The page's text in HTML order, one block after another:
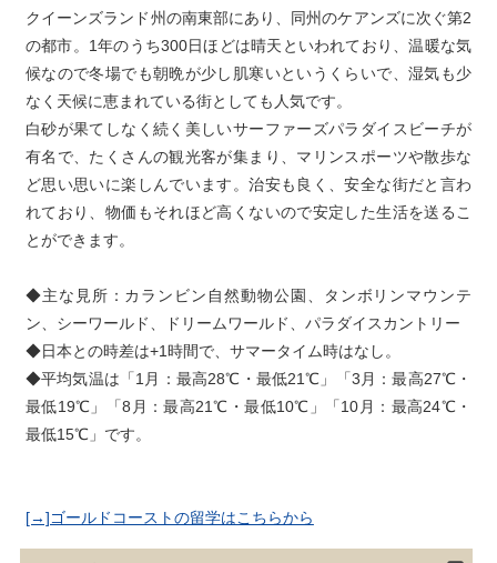
クイーンズランド州の南東部にあり、同州のケアンズに次ぐ第2
の都市。1年のうち300日ほどは晴天といわれており、温暖な気
候なので冬場でも朝晩が少し肌寒いというくらいで、湿気も少
なく天候に恵まれている街としても人気です。
白砂が果てしなく続く美しいサーファーズパラダイスビーチが
有名で、たくさんの観光客が集まり、マリンスポーツや散歩な
ど思い思いに楽しんでいます。治安も良く、安全な街だと言わ
れており、物価もそれほど高くないので安定した生活を送るこ
とができます。
◆主な見所：カランビン自然動物公園、タンボリンマウンテ
ン、シーワールド、ドリームワールド、パラダイスカントリー
◆日本との時差は+1時間で、サマータイム時はなし。
◆平均気温は「1月：最高28℃・最低21℃」「3月：最高27℃・
最低19℃」「8月：最高21℃・最低10℃」「10月：最高24℃・
[→]ゴールドコーストの留学はこちらから